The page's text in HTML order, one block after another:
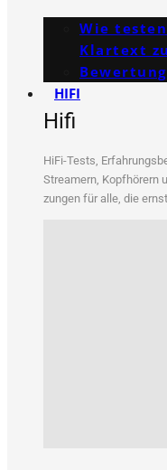
Wie
Klartext
HIFI
Hifi
HiFi-Tests,
Strea­mern, Kopf­hö­rern
zun­gen für alle, die